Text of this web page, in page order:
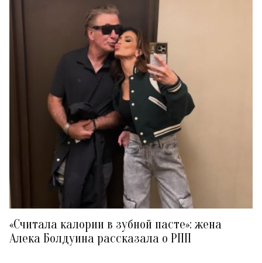
«Считала калории в зубной пасте»: жена
Алека Болдуина рассказала о РПП